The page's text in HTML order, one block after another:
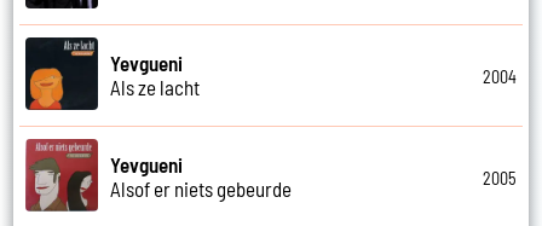
Yevgueni
Als ze lacht
2004
Yevgueni
Alsof er niets gebeurde
2005